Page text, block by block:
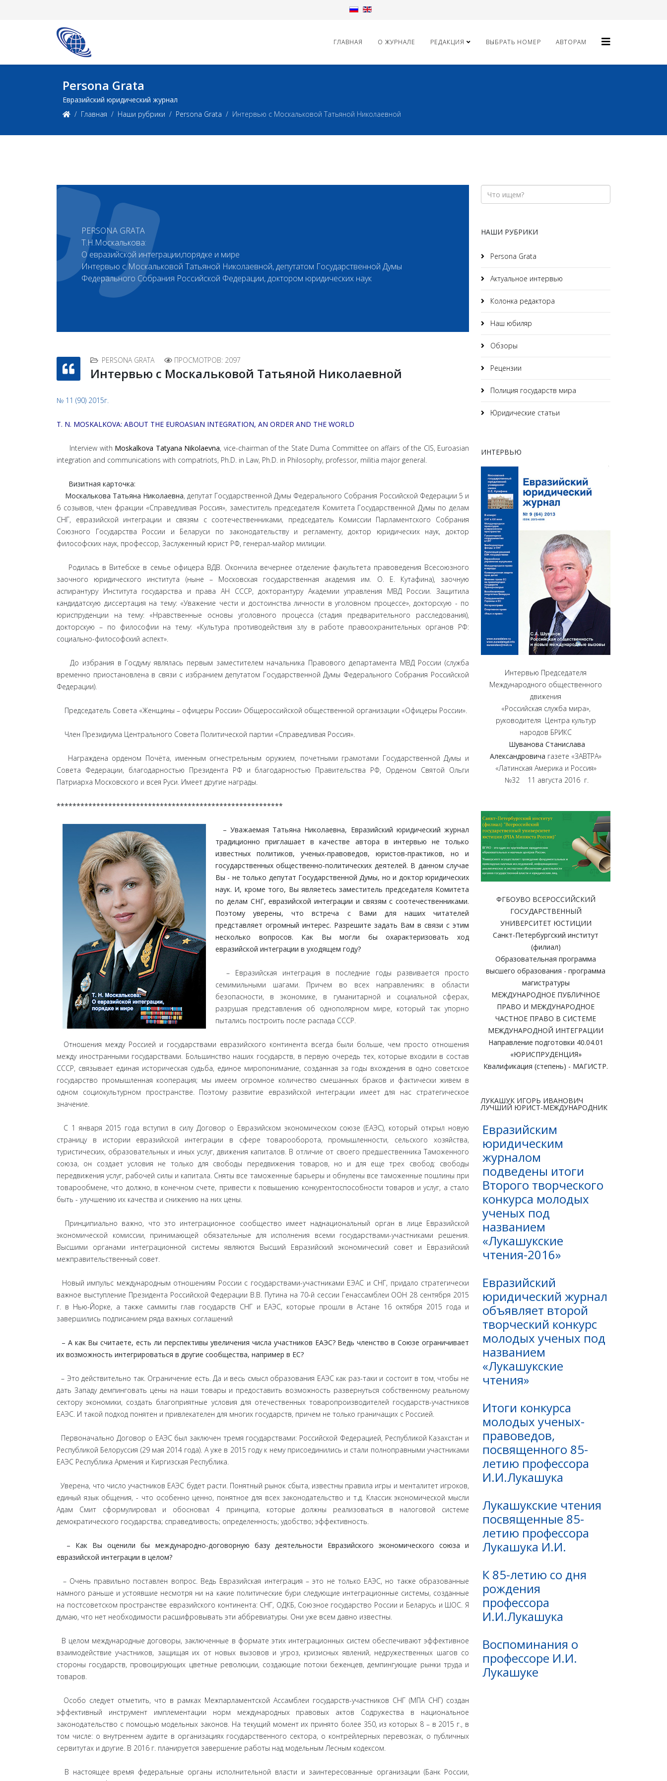
ГЛАВНАЯ О ЖУРНАЛЕ РЕДАКЦИЯ ВЫБРАТЬ НОМЕР АВТОРАМ
Persona Grata
Евразийский юридический журнал
Главная
Наши рубрики Persona Grata Интервью с Москальковой Татьяной Николаевной
PERSONA GRATA
Т. Н. Москалькова:
О евразийской интеграции, порядке и мире
Интервью с Москальковой Татьяной Николаевной, депутатом Государственной Думы
Федерального Собрания Российской Федерации, доктором юридических наук
PERSONA GRATA ПРОСМОТРОВ: 2097
Интервью с Москальковой Татьяной Николаевной
№ 11 (90) 2015г.
T. N. MOSKALKOVA: ABOUT THE EUROASIAN INTEGRATION, AN ORDER AND THE WORLD
Interview with Moskalkova Tatyana Nikolaevna, vice-chairman of the State Duma Committee on affairs of the CIS, Euroasian
integration and communications with compatriots, Ph.D. in Law, Ph.D. in Philosophy, professor, militia major general.
Визитная карточка:
Москалькова Татьяна Николаевна, депутат Государственной Думы Федерального Собрания Российской Федерации 5 и
6 созывов, член фракции «Справедливая Россия», заместитель председателя Комитета Государственной Думы по делам
СНГ, евразийской интеграции и связям с соотечественниками, председатель Комиссии Парламентского Собрания
Союзного Государства России и Беларуси по законодательству и регламенту, доктор юридических наук, доктор
философских наук, профессор, Заслуженный юрист РФ, генерал-майор милиции.
Родилась в Витебске в семье офицера ВДВ. Окончила вечернее отделение факультета правоведения Всесоюзного
заочного юридического института (ныне – Московская государственная академия им. О. Е. Кутафина), заочную
аспирантуру Института государства и права АН СССР, докторантуру Академии управления МВД России. Защитила
кандидатскую диссертация на тему: «Уважение чести и достоинства личности в уголовном процессе», докторскую - по
юриспруденции на тему: «Нравственные основы уголовного процесса (стадия предварительного расследования),
докторскую – по философии на тему: «Культура противодействия злу в работе правоохранительных органов РФ:
социально-философский аспект».
До избрания в Госдуму являлась первым заместителем начальника Правового департамента МВД России (служба
временно приостановлена в связи с избранием депутатом Государственной Думы Федерального Собрания Российской
Федерации).
Председатель Совета «Женщины – офицеры России» Общероссийской общественной организации «Офицеры России».
Член Президиума Центрального Совета Политической партии «Справедливая Россия».
Награждена орденом Почёта, именным огнестрельным оружием, почетными грамотами Государственной Думы и
Совета Федерации, благодарностью Президента РФ и благодарностью Правительства РФ, Орденом Святой Ольги
Патриарха Московского и всея Руси. Имеет другие награды.
*********************************************************
– Уважаемая Татьяна Николаевна, Евразийский юридический журнал
традиционно приглашает в качестве автора в интервью не только
известных политиков, ученых-правоведов, юристов-практиков, но и
государственных общественно-политических деятелей. В данном случае
Вы - не только депутат Государственной Думы, но и доктор юридических
наук. И, кроме того, Вы являетесь заместитель председателя Комитета
по делам СНГ, евразийской интеграции и связям с соотечественниками.
Поэтому уверены, что встреча с Вами для наших читателей
представляет огромный интерес. Разрешите задать Вам в связи с этим
несколько вопросов. Как Вы могли бы охарактеризовать ход
евразийской интеграции в уходящем году?
– Евразийская интеграция в последние годы развивается просто
семимильными шагами. Причем во всех направлениях: в области
безопасности, в экономике, в гуманитарной и социальной сферах,
разрушая представления об однополярном мире, который так упорно
пытались построить после распада СССР.
Отношения между Россией и государствами евразийского континента всегда были больше, чем просто отношения
между иностранными государствами. Большинство наших государств, в первую очередь тех, которые входили в состав
СССР, связывает единая историческая судьба, единое миропонимание, созданная за годы вхождения в одно советское
государство промышленная кооперация; мы имеем огромное количество смешанных браков и фактически живем в
одном социокультурном пространстве. Поэтому развитие евразийской интеграции имеет для нас стратегическое
значение.
С 1 января 2015 года вступил в силу Договор о Евразийском экономическом союзе (ЕАЭС), который открыл новую
страницу в истории евразийской интеграции в сфере товарооборота, промышленности, сельского хозяйства,
туристических, образовательных и иных услуг, движения капиталов. В отличие от своего предшественника Таможенного
союза, он создает условия не только для свободы передвижения товаров, но и для еще трех свобод: свободы
передвижения услуг, рабочей силы и капитала. Сняты все таможенные барьеры и обнулены все таможенные пошлины при
товарообмене, что должно, в конечном счете, привести к повышению конкурентоспособности товаров и услуг, а стало
быть - улучшению их качества и снижению на них цены.
Принципиально важно, что это интеграционное сообщество имеет наднациональный орган в лице Евразийской
экономической комиссии, принимающей обязательные для исполнения всеми государствами-участниками решения.
Высшими органами интеграционной системы являются Высший Евразийский экономический совет и Евразийский
межправительственный совет.
Новый импульс международным отношениям России с государствами-участниками ЕЭАС и СНГ, придало стратегически
важное выступление Президента Российской Федерации В.В. Путина на 70-й сессии Генассамблеи ООН 28 сентября 2015
г. в Нью-Йорке, а также саммиты глав государств СНГ и ЕАЭС, которые прошли в Астане 16 октября 2015 года и
завершились подписанием ряда важных соглашений
– А как Вы считаете, есть ли перспективы увеличения числа участников ЕАЭС? Ведь членство в Союзе ограничивает
их возможность интегрироваться в другие сообщества, например в ЕС?
– Это действительно так. Ограничение есть. Да и весь смысл образования ЕАЭС как раз-таки и состоит в том, чтобы не
дать Западу демпинговать цены на наши товары и предоставить возможность развернуться собственному реальному
сектору экономики, создать благоприятные условия для отечественных товаропроизводителей государств-участников
ЕАЭС. И такой подход понятен и привлекателен для многих государств, причем не только граничащих с Россией.
Первоначально Договор о ЕАЭС был заключен тремя государствами: Российской Федерацией, Республикой Казахстан и
Республикой Белоруссия (29 мая 2014 года). А уже в 2015 году к нему присоединились и стали полноправными участниками
ЕАЭС Республика Армения и Киргизская Республика.
Уверена, что число участников ЕАЭС будет расти. Понятный рынок сбыта, известны правила игры и менталитет игроков,
единый язык общения, - что особенно ценно, понятное для всех законодательство и т.д. Классик экономической мысли
Адам Смит сформулировал и обосновал 4 принципа, которые должны реализоваться в налоговой системе
демократического государства; справедливость; определенность; удобство; эффективность.
– Как Вы оценили бы международно-договорную базу деятельности Евразийского экономического союза и
евразийской интеграции в целом?
– Очень правильно поставлен вопрос. Ведь Евразийская интеграция – это не только ЕАЭС, но также образованные
намного раньше и устоявшие несмотря ни на какие политические бури следующие интеграционные системы, созданные
на постсоветском пространстве евразийского континента: СНГ, ОДКБ, Союзное государство России и Беларусь и ШОС. Я
думаю, что нет необходимости расшифровывать эти аббревиатуры. Они уже всем давно известны.
В целом международные договоры, заключенные в формате этих интеграционных систем обеспечивают эффективное
взаимодействие участников, защищая их от новых вызовов и угроз, кризисных явлений, недружественных шагов со
стороны государств, провоцирующих цветные революции, создающие потоки беженцев, демпингующие рынки труда и
товаров.
Особо следует отметить, что в рамках Межпарламентской Ассамблеи государств-участников СНГ (МПА СНГ) создан
эффективный инструмент имплементации норм международных правовых актов Содружества в национальное
законодательство с помощью модельных законов. На текущий момент их принято более 350, из которых 8 – в 2015 г., в
том числе: о внутреннем аудите в организациях государственного сектора, о контрейлерных перевозках, о публичных
сервитутах и другие. В 2016 г. планируется завершение работы над модельным Лесным кодексом.
В настоящее время федеральные органы исполнительной власти и заинтересованные организации (Банк России,
НАШИ РУБРИКИ
Persona Grata
Актуальное интервью
Колонка редактора
Наш юбиляр
Обзоры
Рецензии
Полиция государств мира
Юридические статьи
ИНТЕРВЬЮ
Интервью Председателя
Международного общественного
движения
«Российская служба мира»,
руководителя Центра культур
народов БРИКС
Шуванова Станислава
Александровича газете «ЗАВТРА»
«Латинская Америка и Россия»
№32 11 августа 2016 г.
ФГБОУВО ВСЕРОССИЙСКИЙ
ГОСУДАРСТВЕННЫЙ
УНИВЕРСИТЕТ ЮСТИЦИИ
Санкт-Петербургский институт
(филиал)
Образовательная программа
высшего образования - программа
магистратуры
МЕЖДУНАРОДНОЕ ПУБЛИЧНОЕ
ПРАВО И МЕЖДУНАРОДНОЕ
ЧАСТНОЕ ПРАВО В СИСТЕМЕ
МЕЖДУНАРОДНОЙ ИНТЕГРАЦИИ
Направление подготовки 40.04.01
«ЮРИСПРУДЕНЦИЯ»
Квалификация (степень) - МАГИСТР.
ЛУКАШУК ИГОРЬ ИВАНОВИЧ
ЛУЧШИЙ ЮРИСТ-МЕЖДУНАРОДНИК
Евразийским
юридическим
журналом
подведены итоги
Второго творческого
конкурса молодых
ученых под
названием
«Лукашукские
чтения-2016»
Евразийский
юридический журнал
объявляет второй
творческий конкурс
молодых ученых под
названием
«Лукашукские
чтения»
Итоги конкурса
молодых ученых-
правоведов,
посвященного 85-
летию профессора
И.И.Лукашука
Лукашукские чтения
посвященные 85-
летию профессора
Лукашука И.И.
К 85-летию со дня
рождения
профессора
И.И.Лукашука
Воспоминания о
профессоре И.И.
Лукашуке